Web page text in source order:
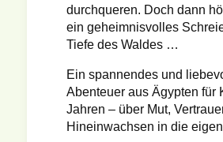
durchqueren. Doch dann
ein geheimnisvolles
Tiefe des Waldes …
Ein spannendes und
Abenteuer aus Ägypten für
Jahren – über Mut,
Hineinwachsen in die